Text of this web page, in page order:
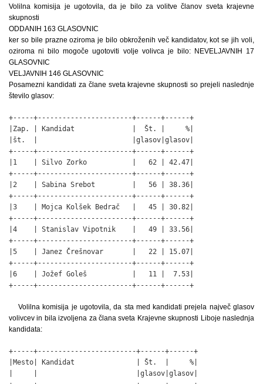
Volilna komisija je ugotovila, da je bilo za volitve članov sveta krajevne
skupnosti
ODDANIH 163 GLASOVNIC
ker so bile prazne oziroma je bilo obkroženih več kandidatov, kot se jih voli,
oziroma ni bilo mogoče ugotoviti volje volivca je bilo: NEVELJAVNIH 17
GLASOVNIC
VELJAVNIH 146 GLASOVNIC
Posamezni kandidati za člane sveta krajevne skupnosti so prejeli naslednje
število glasov:
+-----+-----------------------+------+------+
|Zap. | Kandidat              |  Št. |     %|
|št.  |                       |glasov|glasov|
+-----+-----------------------+------+------+
|1    | Silvo Zorko           |   62 | 42.47|
+-----+-----------------------+------+------+
|2    | Sabina Srebot         |   56 | 38.36|
+-----+-----------------------+------+------+
|3    | Mojca Kolšek Bedrač   |   45 | 30.82|
+-----+-----------------------+------+------+
|4    | Stanislav Vipotnik    |   49 | 33.56|
+-----+-----------------------+------+------+
|5    | Janez Črešnovar       |   22 | 15.07|
+-----+-----------------------+------+------+
|6    | Jožef Goleš           |   11 |  7.53|
+-----+-----------------------+------+------+
Volilna komisija je ugotovila, da sta med kandidati prejela največ glasov
volivcev in bila izvoljena za člana sveta Krajevne skupnosti Liboje naslednja
kandidata:
+-----+------------------------+------+------+
|Mesto| Kandidat               | Št.  |     %|
|     |                        |glasov|glasov|